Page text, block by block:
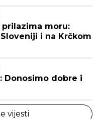
prilazima moru:
i na Krčkom
Donosimo dobre i
vijesti